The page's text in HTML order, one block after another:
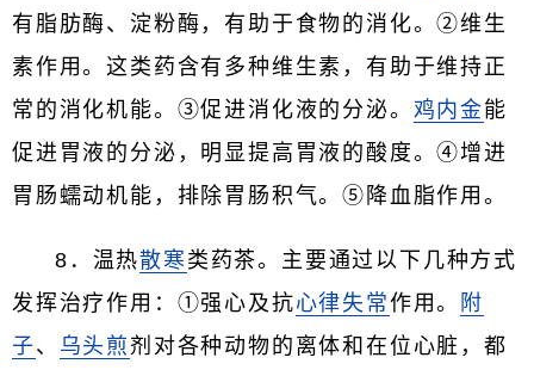
有脂肪酶、淀粉酶，有助于食物的消化。②维生
素作用。这类药含有多种维生素，有助于维持正
常的消化机能。③促进消化液的分泌。 鸡内金能
促进胃液的分泌，明显提高胃液的酸度。④增进
胃肠蠕动机能，排除胃肠积气。⑤降血脂作用。
8．温热散寒 类药茶。主要通过以下几种方式
发挥治疗作用：①强心及抗心律失常作用。
附
子、 乌头煎 剂对各种动物的离体和在位心脏，都